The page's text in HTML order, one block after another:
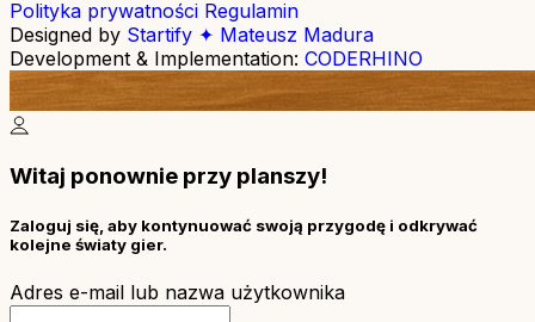
Polityka prywatności Regulamin
Designed by Startify ✦ Mateusz Madura
Development & Implementation: CODERHINO
Witaj ponownie przy planszy!
Zaloguj się, aby kontynuować swoją przygodę i odkrywać
kolejne światy gier.
Adres e-mail lub nazwa użytkownika